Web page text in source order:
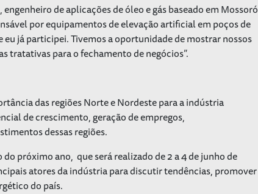
de aplicações de óleo e gás baseado em Mossoró
por equipamentos de elevação artificial em poços de
eu já participei. Tivemos a oportunidade de mostrar nossos
tratativas para o fechamento de negócios”.
das regiões Norte e Nordeste para a indústria
de crescimento, geração de empregos,
dessas regiões.
próximo ano, que será realizado de 2 a 4 de junho de
atores da indústria para discutir tendências, promover
do país.